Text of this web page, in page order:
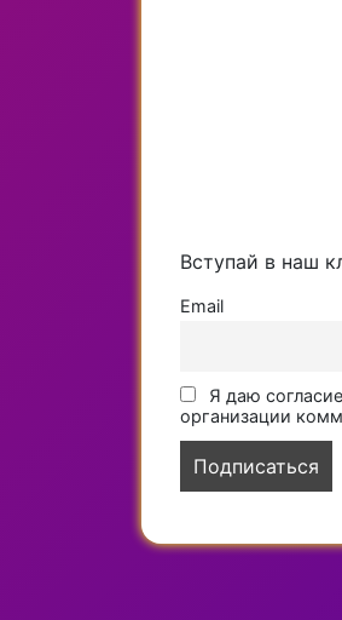
Вступай в наш
Email
Я даю
организации